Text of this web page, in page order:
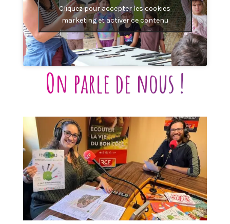
Cliquez pour accepter les cookies
marketing et activer ce contenu
On parle de nous !